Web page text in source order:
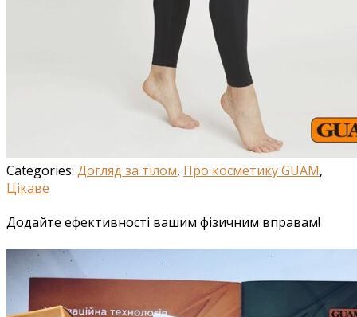
Categories: Догляд за тілом, Про косметику GUAM,
Цікаве
Додайте ефективності вашим фізичним вправам!